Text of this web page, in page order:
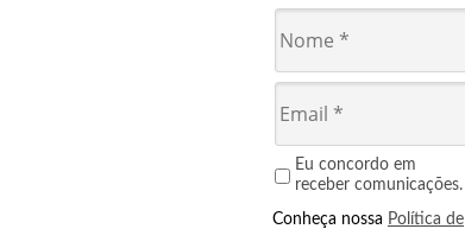
Eu concordo em
receber comunicações.
Conheça nossa Política de